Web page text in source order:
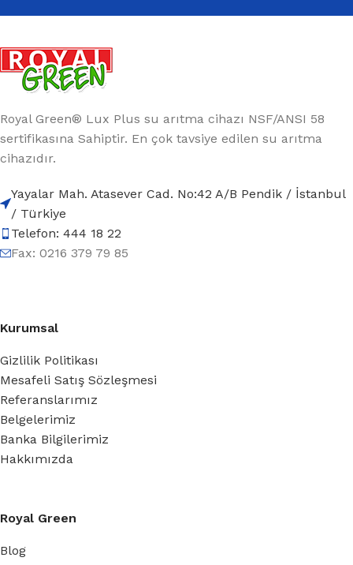
Royal Green® Lux Plus su arıtma cihazı NSF/ANSI 58
sertifikasına Sahiptir. En çok tavsiye edilen su arıtma
cihazıdır.
Yayalar Mah. Atasever Cad. No:42 A/B Pendik / İstanbul
/ Türkiye
Telefon: 444 18 22
Fax: 0216 379 79 85
Kurumsal
Gizlilik Politikası
Mesafeli Satış Sözleşmesi
Referanslarımız
Belgelerimiz
Banka Bilgilerimiz
Hakkımızda
Royal Green
Blog